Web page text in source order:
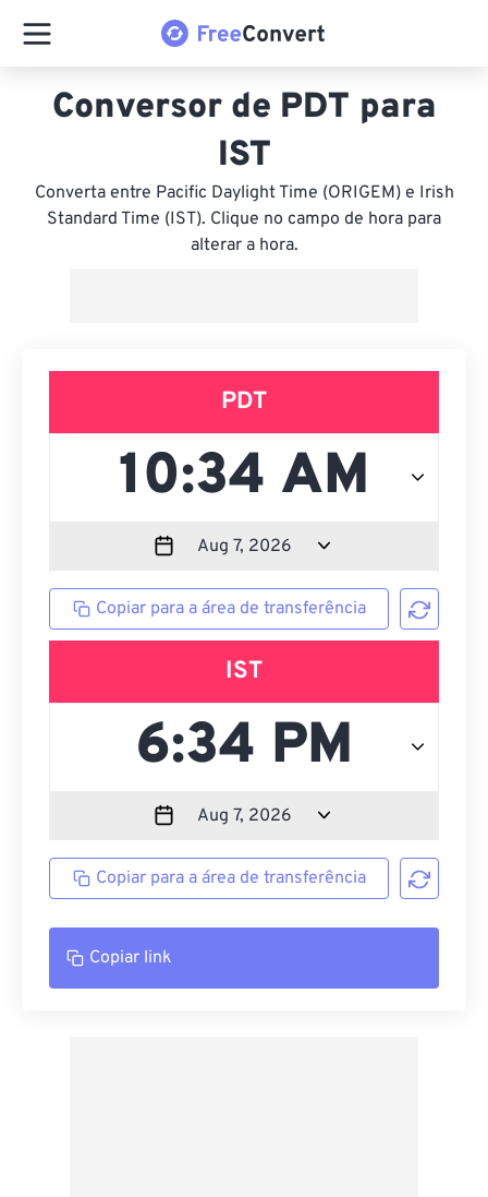
Conversor de PDT para
IST
Converta entre Pacific Daylight Time (ORIGEM) e Irish
Standard Time (IST). Clique no campo de hora para
alterar a hora.
PDT
Copiar para a área de transferência
IST
Copiar para a área de transferência
Copiar link